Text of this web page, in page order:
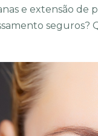
e extensão de
seguros?